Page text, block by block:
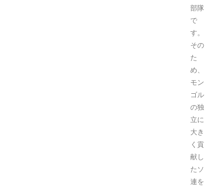
部隊
で
す。
その
た
め、
モン
ゴル
の独
立に
大き
く貢
献し
たソ
連を